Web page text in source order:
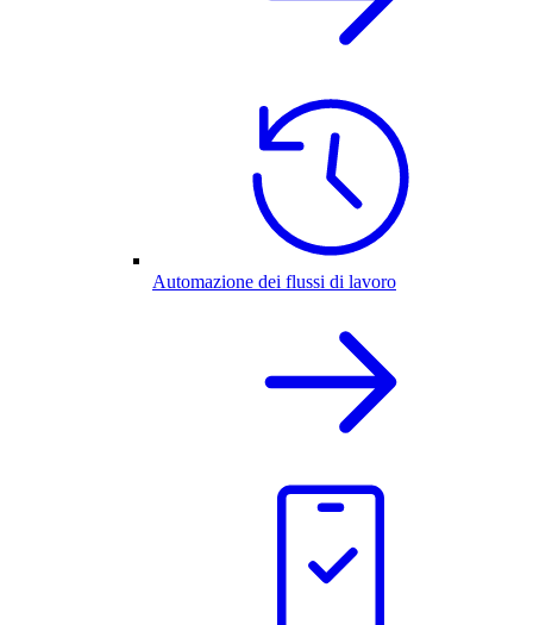
Automazione dei flussi di lavoro